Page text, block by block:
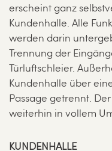
erscheint ganz
Kundenhalle. Alle
werden darin
Trennung der
Türluftschleier.
Kundenhalle über
Passage getrennt.
weiterhin in vollem
KUNDENHALLE